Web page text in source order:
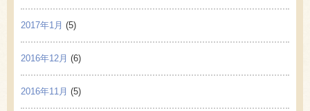
2017年1月 (5)
2016年12月 (6)
2016年11月 (5)